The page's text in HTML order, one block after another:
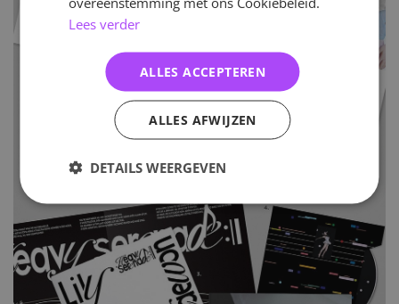
Lees verder
ALLES ACCEPTEREN
ALLES AFWIJZEN
DETAILS WEERGEVEN